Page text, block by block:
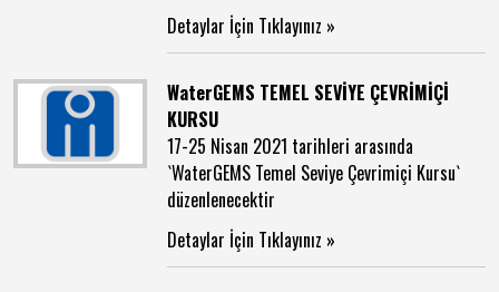
Detaylar İçin Tıklayınız »
WaterGEMS TEMEL SEVİYE ÇEVRİMİÇİ
KURSU
17-25 Nisan 2021 tarihleri arasında
`WaterGEMS Temel Seviye Çevrimiçi Kursu`
düzenlenecektir
Detaylar İçin Tıklayınız »